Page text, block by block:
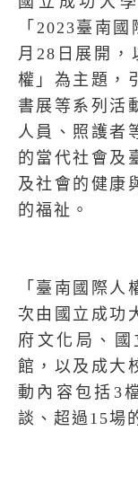
「 2023臺南國
月 28 日展開，
權」 為主題，
書展等系列活
人員、照護者
的當代社會 及
及社會的健康
的福祉。
「臺南國際
次由國立成功
府文化局、
館，以及成大
動內容包括 3
談、超過 15場